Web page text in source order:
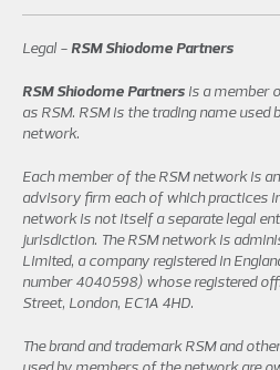
Legal -RSM Shiodome Partners
RSM Shiodome Partners is a member
as RSM. RSM is the trading name
network.
Each member of the RSM network is
advisory firm each of which practices
network is not itself a separate legal
jurisdiction. The RSM network is
Limited, a company registered in
number 4040598) whose registered
Street, London, EC1A 4HD.
The brand and trademark RSM and